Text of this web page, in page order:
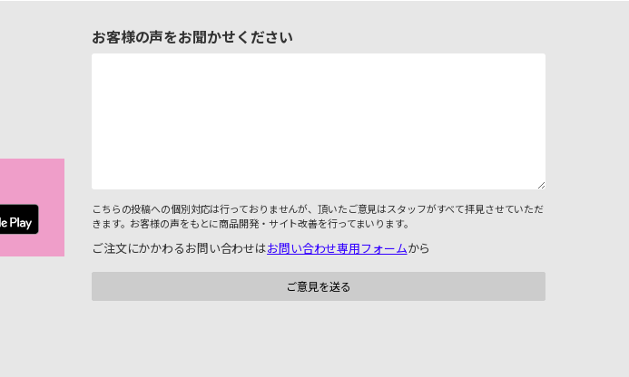
お客様の声をお聞かせください
こちらの投稿への個別対応は行っておりませんが、頂いたご意見はスタッフがすべて拝見させていただ
きます。お客様の声をもとに商品開発・サイト改善を行ってまいります。
ご注文にかかわるお問い合わせはお問い合わせ専用フォームから